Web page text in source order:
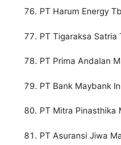
PT Harum Energy
PT Tigaraksa Satria
PT Prima Andalan
PT Bank Maybank
PT Mitra Pinasthika
PT Asuransi Jiwa